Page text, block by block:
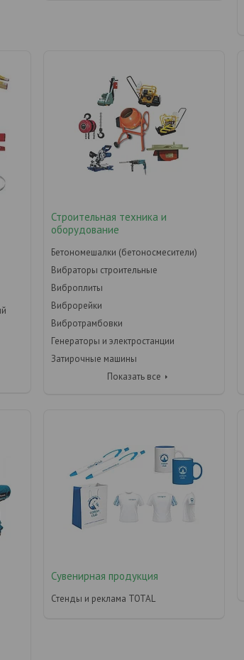
Строительная техника и
оборудование
Бетономешалки (бетоносмесители)
Вибраторы строительные
Виброплиты
Виброрейки
Вибротрамбовки
Генераторы и электростанции
Затирочные машины
Показать все
Сувенирная продукция
Стенды и реклама TOTAL